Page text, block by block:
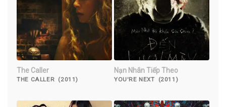
The Caller
THE CALLER (2011)
Nạn Nhân Tiếp Theo
YOU'RE NEXT (2011)